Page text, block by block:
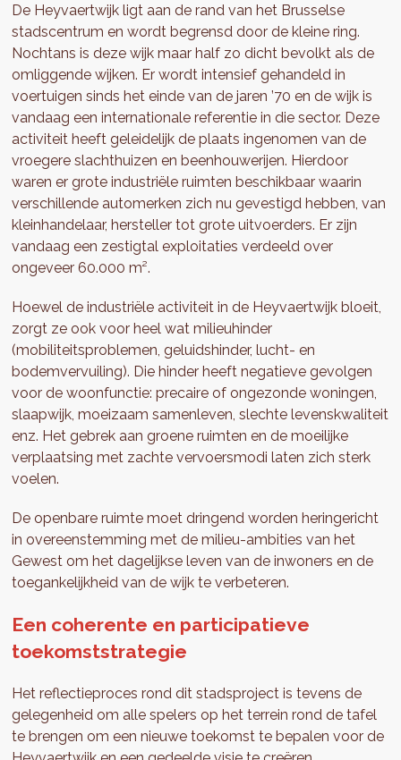
De Heyvaertwijk ligt aan de rand van het Brusselse
stadscentrum en wordt begrensd door de kleine ring.
Nochtans is deze wijk maar half zo dicht bevolkt als de
omliggende wijken. Er wordt intensief gehandeld in
voertuigen sinds het einde van de jaren ’70 en de wijk is
vandaag een internationale referentie in die sector. Deze
activiteit heeft geleidelijk de plaats ingenomen van de
vroegere slachthuizen en beenhouwerijen. Hierdoor
waren er grote industriële ruimten beschikbaar waarin
verschillende automerken zich nu gevestigd hebben, van
kleinhandelaar, hersteller tot grote uitvoerders. Er zijn
vandaag een zestigtal exploitaties verdeeld over
ongeveer 60.000 m².
Hoewel de industriële activiteit in de Heyvaertwijk bloeit,
zorgt ze ook voor heel wat milieuhinder
(mobiliteitsproblemen, geluidshinder, lucht- en
bodemvervuiling). Die hinder heeft negatieve gevolgen
voor de woonfunctie: precaire of ongezonde woningen,
slaapwijk, moeizaam samenleven, slechte levenskwaliteit
enz. Het gebrek aan groene ruimten en de moeilijke
verplaatsing met zachte vervoersmodi laten zich sterk
voelen.
De openbare ruimte moet dringend worden heringericht
in overeenstemming met de milieu-ambities van het
Gewest om het dagelijkse leven van de inwoners en de
toegankelijkheid van de wijk te verbeteren.
Een coherente en participatieve
toekomststrategie
Het reflectieproces rond dit stadsproject is tevens de
gelegenheid om alle spelers op het terrein rond de tafel
te brengen om een nieuwe toekomst te bepalen voor de